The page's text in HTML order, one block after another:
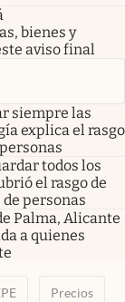
bienes y
aviso final
siempre las
explica el rasgo
todos los
el rasgo de
personas
Palma, Alicante
a quienes
Precios